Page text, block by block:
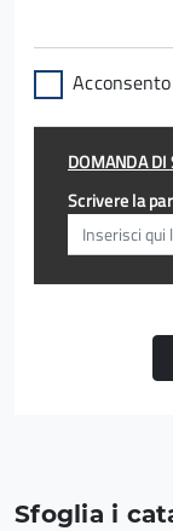
DOMANDA DI
Scrivere la
Sfoglia i